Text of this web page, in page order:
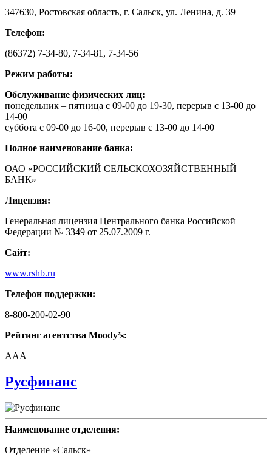
347630, Ростовская область, г. Сальск, ул. Ленина, д. 39
Телефон:
(86372) 7-34-80, 7-34-81, 7-34-56
Режим работы:
Обслуживание физических лиц:
понедельник – пятница с 09-00 до 19-30, перерыв с 13-00 до
14-00
суббота с 09-00 до 16-00, перерыв с 13-00 до 14-00
Полное наименование банка:
ОАО «РОССИЙСКИЙ СЕЛЬСКОХОЗЯЙСТВЕННЫЙ
БАНК»
Лицензия:
Генеральная лицензия Центрального банка Российской
Федерации № 3349 от 25.07.2009 г.
Сайт:
www.rshb.ru
Телефон поддержки:
8-800-200-02-90
Рейтинг агентства Moody’s:
AAA
Русфинанс
Наименование отделения:
Отделение «Сальск»